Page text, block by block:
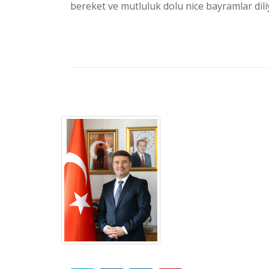
bereket ve mutluluk dolu nice bayramlar